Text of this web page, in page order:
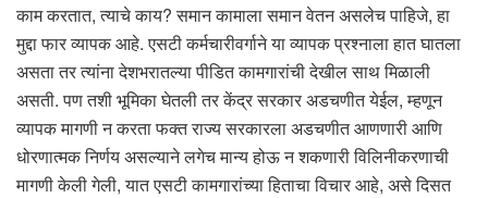
काम करतात, त्याचे काय? समान कामाला समान वेतन असलेच पाहिजे, हा
मुद्दा फार व्यापक आहे. एसटी कर्मचारीवर्गाने या व्यापक प्रश्नाला हात घातला
असता तर त्यांना देशभरातल्या पीडित कामगारांची देखील साथ मिळाली
असती. पण तशी भूमिका घेतली तर केंद्र सरकार अडचणीत येईल, म्हणून
व्यापक मागणी न करता फक्त राज्य सरकारला अडचणीत आणणारी आणि
धोरणात्मक निर्णय असल्याने लगेच मान्य होऊ न शकणारी विलिनीकरणाची
मागणी केली गेली, यात एसटी कामगारांच्या हिताचा विचार आहे, असे दिसत